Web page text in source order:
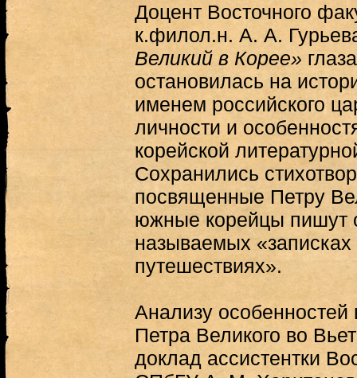
Доцент Восточного
к.филол.н. А. А.
Великий в Корее»
остановилась на
именем российского
личности и
корейской
Сохранились
посвященные Петру
южные корейцы пишут
называемых
путешествиях».
Анализу особенностей
Петра Великого во
доклад ассистентки